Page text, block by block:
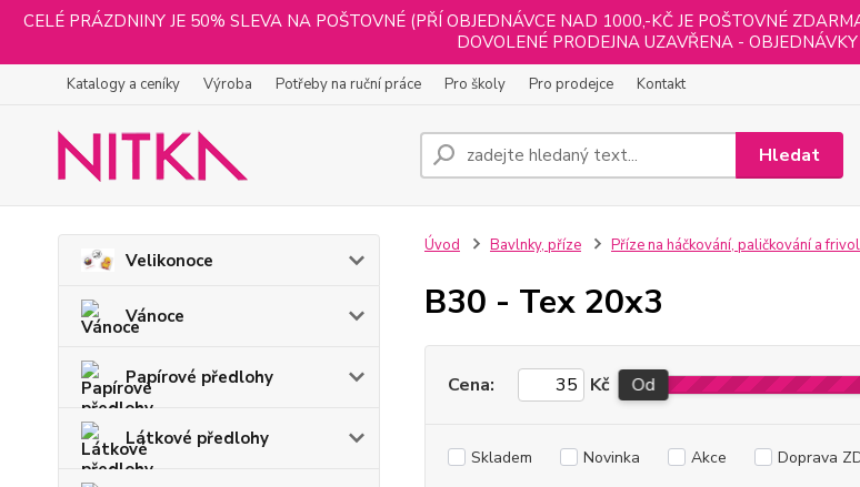
CELÉ PRÁZDNINY JE 50% SLEVA NA POŠTOVNÉ (PŘÍ OBJEDNÁVCE NAD 1000,-KČ JE POŠTOVNÉ
DOVOLENÉ PRODEJNA UZAVŘENA -
Katalogy a ceníky Výroba Potřeby na ruční práce Pro školy Pro prodejce Kontakt
Hledat
Velikonoce
Vánoce
Papírové předlohy
Látkové předlohy
Úvod Bavlnky, příze Příze na háčkování, paličkování a
B30 - Tex 20x3
Cena: Kč Od
Skladem Novinka Akce Doprava